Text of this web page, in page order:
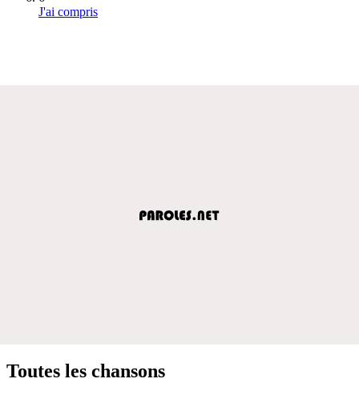
J'ai compris
Toutes les chansons